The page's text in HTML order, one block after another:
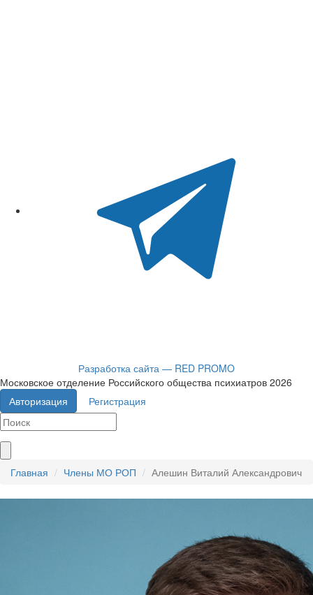
Разработка сайта — RED PROMO
Московское отделение Российского общества психиатров 2026
Авторизация
Регистрация
Главная Члены МО РОП Алешин Виталий Александрович